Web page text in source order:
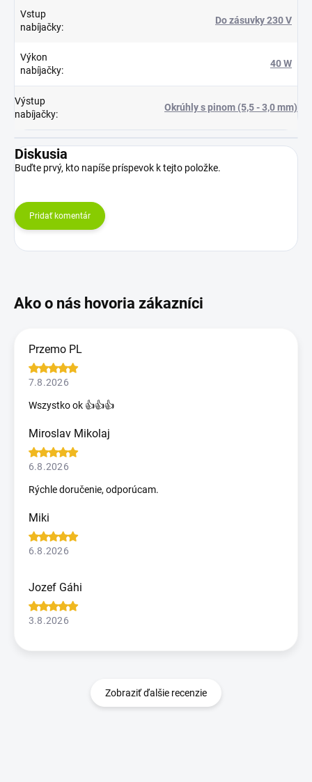
Vstup
nabíjačky:
Do zásuvky 230 V
Výkon
nabíjačky:
40 W
Výstup
nabíjačky:
Okrúhly s pinom (5,5 - 3,0 mm)
Diskusia
Buďte prvý, kto napíše príspevok k tejto položke.
Pridať komentár
Przemo PL
7.8.2026
Wszystko ok 👍👍👍
Miroslav Mikolaj
6.8.2026
Rýchle doručenie, odporúcam.
Miki
6.8.2026
Jozef Gáhi
3.8.2026
Zobraziť ďalšie recenzie